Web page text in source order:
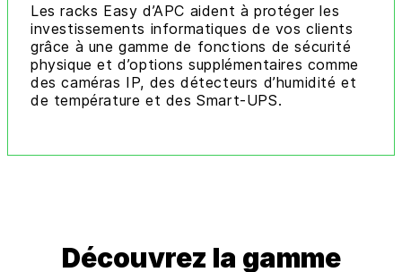
Les racks Easy d’APC aident à protéger les
investissements informatiques de vos clients
grâce à une gamme de fonctions de sécurité
physique et d’options supplémentaires comme
des caméras IP, des détecteurs d’humidité et
de température et des Smart-UPS.
Découvrez la gamme